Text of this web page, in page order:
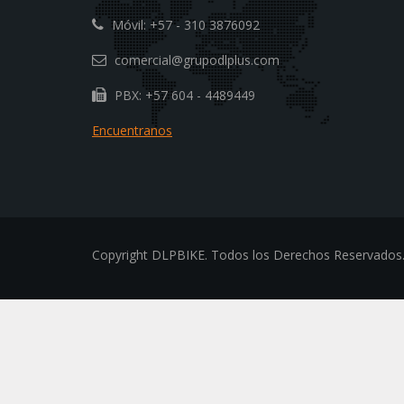
Móvil: +57 - 310 3876092
comercial@grupodlplus.com
PBX: +57 604 - 4489449
Encuentranos
Copyright DLPBIKE. Todos los Derechos Reservados.